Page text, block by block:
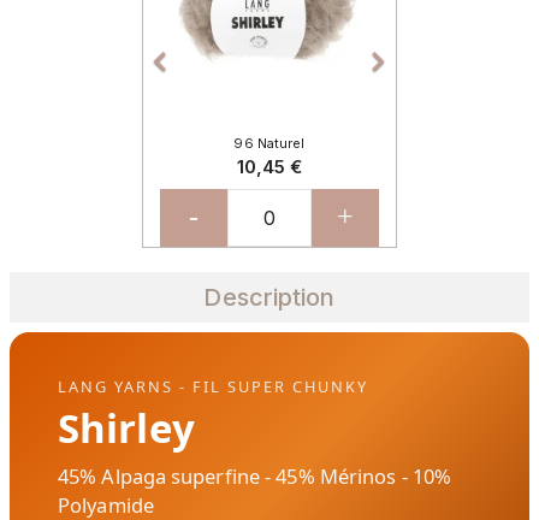
 
96 Naturel
10,45 €
- +
Description
LANG YARNS - FIL SUPER CHUNKY
Shirley
45% Alpaga superfine - 45% Mérinos - 10%
Polyamide